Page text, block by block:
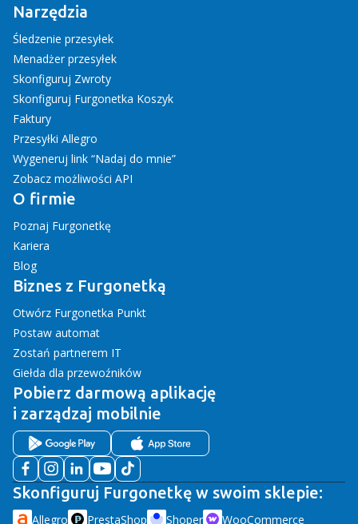
Narzędzia
Śledzenie przesyłek
Menadżer przesyłek
Skonfiguruj Zwroty
Skonfiguruj Furgonetka Koszyk
Faktury
Przesyłki Allegro
Wygeneruj link “Nadaj do mnie”
Zobacz możliwości API
O firmie
Poznaj Furgonetkę
Kariera
Blog
Biznes z Furgonetką
Otwórz Furgonetka Punkt
Postaw automat
Zostań partnerem IT
Giełda dla przewoźników
Pobierz darmową aplikację
i zarządzaj mobilnie
Skonfiguruj Furgonetkę w swoim sklepie:
Allegro PrestaShop Shoper WooCommerce